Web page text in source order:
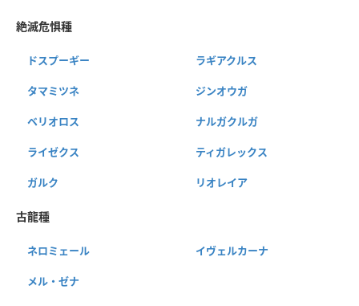
絶滅危惧種
ドスプーギー ラギアクルス
タマミツネ ジンオウガ
ベリオロス ナルガクルガ
ライゼクス ティガレックス
ガルク リオレイア
古龍種
ネロミェール イヴェルカーナ
メル・ゼナ